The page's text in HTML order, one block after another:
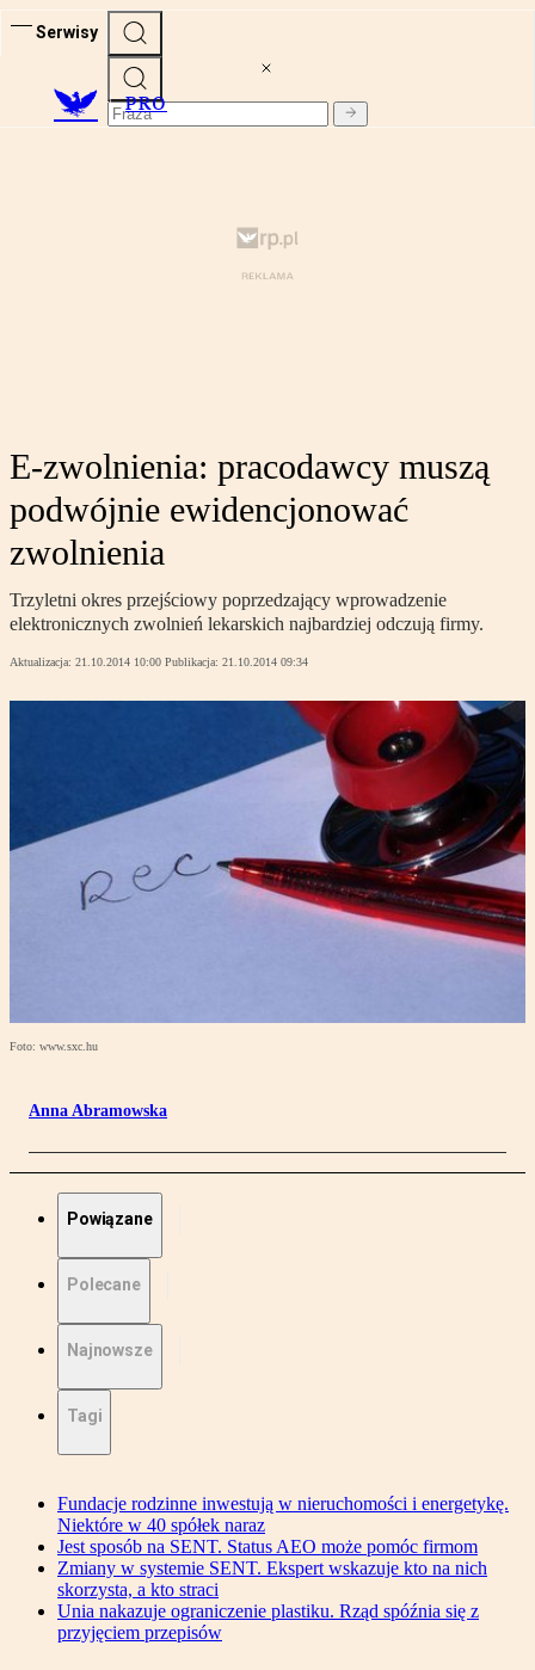
Serwisy
PRO
E-zwolnienia: pracodawcy muszą
podwójnie ewidencjonować
zwolnienia
Trzyletni okres przejściowy poprzedzający wprowadzenie
elektronicznych zwolnień lekarskich najbardziej odczują firmy.
Aktualizacja: 21.10.2014 10:00 Publikacja: 21.10.2014 09:34
Foto: www.sxc.hu
Anna Abramowska
Powiązane
Polecane
Najnowsze
Tagi
Fundacje rodzinne inwestują w nieruchomości i energetykę.
Niektóre w 40 spółek naraz
Jest sposób na SENT. Status AEO może pomóc firmom
Zmiany w systemie SENT. Ekspert wskazuje kto na nich
skorzysta, a kto straci
Unia nakazuje ograniczenie plastiku. Rząd spóźnia się z
przyjęciem przepisów